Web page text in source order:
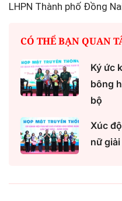
LHPN Thành phố Đồng
CÓ THỂ BẠN QUAN
Ký ức
bông
bộ
Xúc
nữ